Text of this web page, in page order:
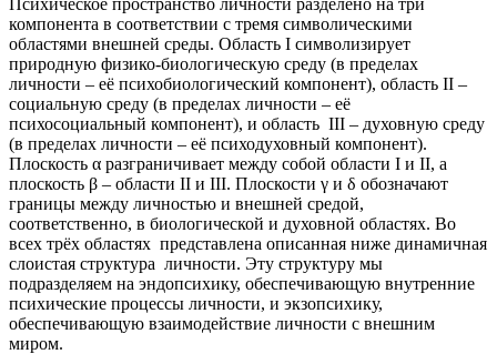
компонента в соответствии с тремя символическими
областями внешней среды. Область I символизирует
природную физико-биологическую среду (в пределах
личности – её психобиологический компонент), область ІІ –
социальную среду (в пределах личности – её
психосоциальный компонент), и область ІІІ – духовную среду
(в пределах личности – её психодуховный компонент).
Плоскость α разграничивает между собой области І и ІІ, а
плоскость β – области ІІ и ІІІ. Плоскости γ и δ обозначают
границы между личностью и внешней средой,
соответственно, в биологической и духовной областях. Во
всех трёх областях представлена описанная ниже динамичная
слоистая структура личности. Эту структуру мы
подразделяем на эндопсихику, обеспечивающую внутренние
психические процессы личности, и экзопсихику,
обеспечивающую взаимодействие личности с внешним
миром.